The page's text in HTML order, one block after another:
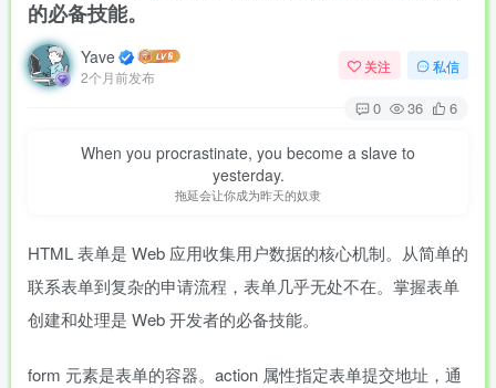
的必备技能。
Yave
2个月前发布
关注 私信
0 36 6
When you procrastinate, you become a slave to
yesterday.
拖延会让你成为昨天的奴隶
HTML 表单是 Web 应用收集用户数据的核心机制。从简单的
联系表单到复杂的申请流程，表单几乎无处不在。掌握表单
创建和处理是 Web 开发者的必备技能。
form 元素是表单的容器。action 属性指定表单提交地址，通